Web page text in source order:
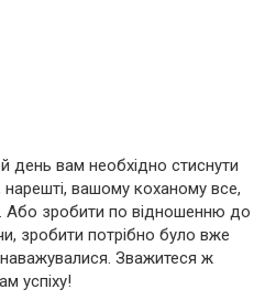
день вам необхідно стиснути
вашому коханому все,
Або зробити по відношенню до
зробити потрібно було вже
Зважитеся ж
успіху!